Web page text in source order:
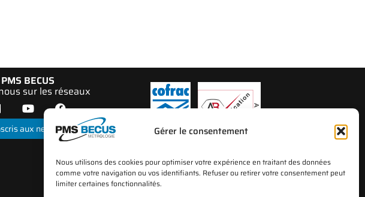
Gérer le consentement
Nous utilisons des cookies pour optimiser votre expérience en traitant des données
comme votre navigation ou vos identifiants. Refuser ou retirer votre consentement peut
limiter certaines fonctionnalités.
PMS BECUS
sur les réseaux
aux newsletters
*Le laboratoire d’étalonnage PMS BECUS Métrologie est accrédité par le
COFRAC sous N° d’accréditation 2-1658 depuis 2002 (portée disponible sur le
sitewww.cofrac.fr)